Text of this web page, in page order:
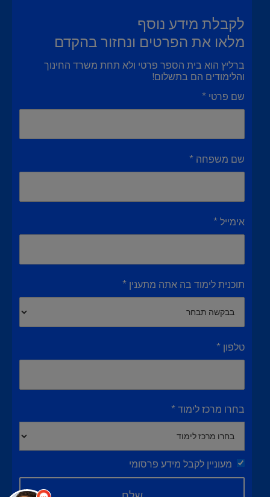
לקבלת מידע נוסף
מלאו את הפרטים ונחזור בהקדם
ברליץ הוא בית הספר פרטי ולא תחת משרד החינוך
והלימודים הם בתשלום!
שם פרטי *
שם משפחה *
אימייל *
תוכנית לימוד בה אתה מתענין *
טלפון *
בחרו מרכז לימוד *
מעוניין לקבל מידע פרסומי